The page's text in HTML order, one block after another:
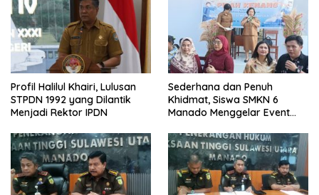
Profil Halilul Khairi, Lulusan
STPDN 1992 yang Dilantik
Menjadi Rektor IPDN
Sederhana dan Penuh
Khidmat, Siswa SMKN 6
Manado Menggelar Event